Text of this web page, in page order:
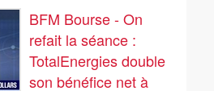
BFM Bourse - On
refait la séance :
TotalEnergies double
son bénéfice net à